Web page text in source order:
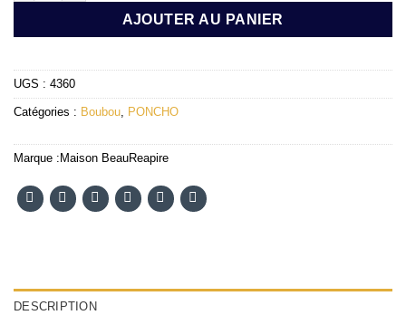
AJOUTER AU PANIER
UGS : 4360
Catégories : Boubou, PONCHO
Marque : Maison BeauReapire
DESCRIPTION